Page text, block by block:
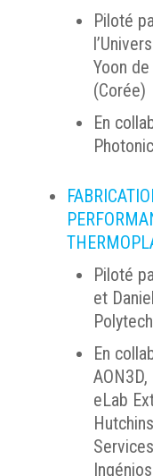
Piloté
Yoon
(Corée)
En
Piloté
et
En
eLab